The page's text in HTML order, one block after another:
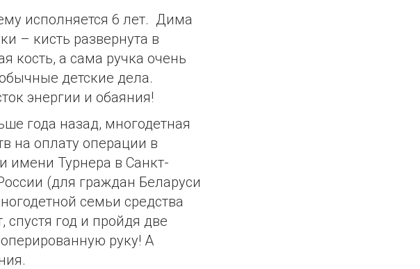
исполняется 6 лет. Дима
– кисть развернута в
кость, а сама ручка очень
детские дела.
энергии и обаяния!
года назад, многодетная
на оплату операции в
имени Турнера в Санкт-
(для граждан Беларуси
семьи средства
год и пройдя две
руку! А